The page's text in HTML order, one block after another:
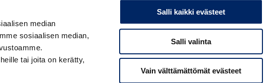
median
sosiaalisen median,
tai joita on kerätty,
Salli kaikki evästeet
Salli valinta
Vain välttämättömät evästeet
LIITY JÄSENEKSI › HAE ANSIOMERKKIÄ ›